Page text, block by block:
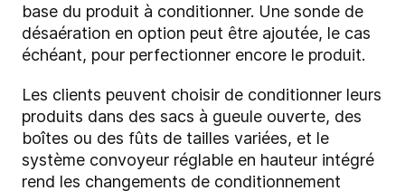
base du produit à conditionner. Une sonde de
désaération en option peut être ajoutée, le cas
échéant, pour perfectionner encore le produit.
Les clients peuvent choisir de conditionner leurs
produits dans des sacs à gueule ouverte, des
boîtes ou des fûts de tailles variées, et le
système convoyeur réglable en hauteur intégré
rend les changements de conditionnement